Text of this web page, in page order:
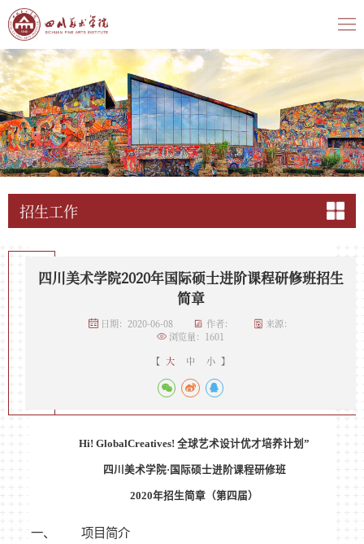
招生工作
四川美术学院2020年国际硕士进阶课程研修班招生
简章
日期：2020-06-08 作者：
来源：
浏览量： 1601
【 大 中 小 】
Hi! GlobalCreatives!全球艺术设计优才培养计划”
四川美术学院· 国际硕士进阶课程研修班
2020年招生简章（第四届）
一、 项目简介